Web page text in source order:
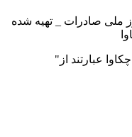
ملی صادرات _ تهیه شده
عبارتند از"